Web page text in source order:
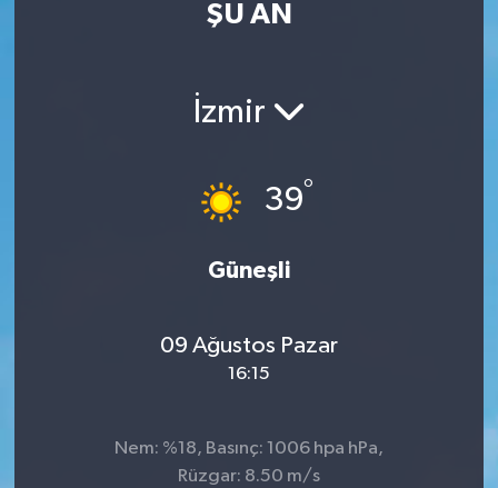
ŞU AN
İzmir
39°
Güneşli
09 Ağustos Pazar
16:15
Nem: %18, Basınç: 1006 hpa hPa,
Rüzgar: 8.50 m/s